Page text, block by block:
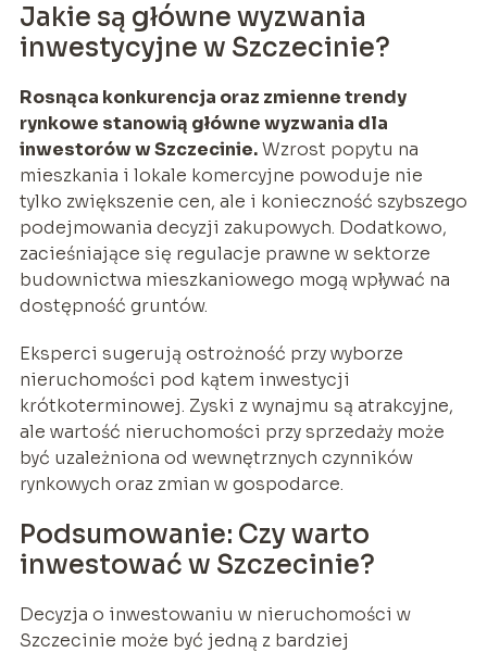
Jakie są główne wyzwania
inwestycyjne w Szczecinie?
Rosnąca konkurencja oraz zmienne trendy
rynkowe stanowią główne wyzwania dla
inwestorów w Szczecinie.Wzrost popytu na
mieszkania i lokale komercyjne powoduje nie
tylko zwiększenie cen, ale i konieczność szybszego
podejmowania decyzji zakupowych. Dodatkowo,
zacieśniające się regulacje prawne w sektorze
budownictwa mieszkaniowego mogą wpływać na
dostępność gruntów.
Eksperci sugerują ostrożność przy wyborze
nieruchomości pod kątem inwestycji
krótkoterminowej. Zyski z wynajmu są atrakcyjne,
ale wartość nieruchomości przy sprzedaży może
być uzależniona od wewnętrznych czynników
rynkowych oraz zmian w gospodarce.
Podsumowanie: Czy warto
inwestować w Szczecinie?
Decyzja o inwestowaniu w nieruchomości w
Szczecinie może być jedną z bardziej